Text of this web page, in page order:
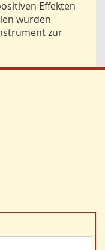
Effekten
wurden
zur